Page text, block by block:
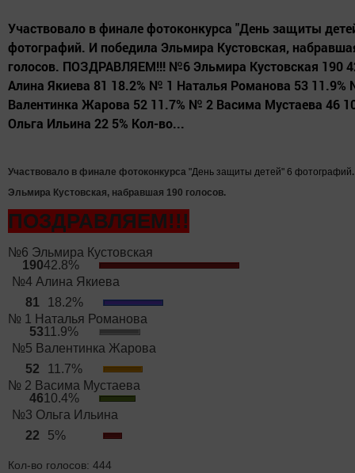
Участвовало в финале фотоконкурса "День защиты
фотографий. И победила Эльмира Кустовская,
голосов. ПОЗДРАВЛЯЕМ!!! №6 Эльмира Кустовская 190
Алина Якиева 81 18.2% № 1 Наталья Романова 53
Валентинка Жарова 52 11.7% № 2 Васима Мустаева 46
Ольга Ильина 22 5% Кол-во...
Участвовало в финале фотоконкурса "День защиты детей" 6 фотографий
Эльмира Кустовская, набравшая 190 голосов.
ПОЗДРАВЛЯЕМ!!!
№6 Эльмира Кустовская
19042.8%
№4 Алина Якиева
81
18.2%
№ 1 Наталья Романова
5311.9%
№5 Валентинка Жарова
52
11.7%
№ 2 Васима Мустаева
4610.4%
№3 Ольга Ильина
22
5%
Кол-во голосов: 444